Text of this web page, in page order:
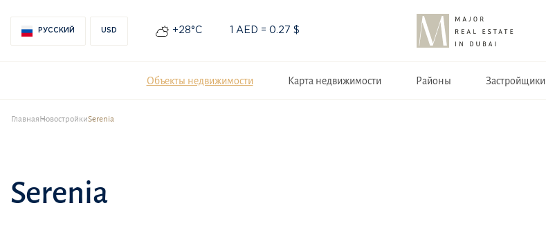
РУССКИЙ USD +28°С 1 AED = 0.27 $
Объекты недвижимости Карта недвижимости Районы Застройщики
ГлавнаяНовостройкиSerenia
Serenia